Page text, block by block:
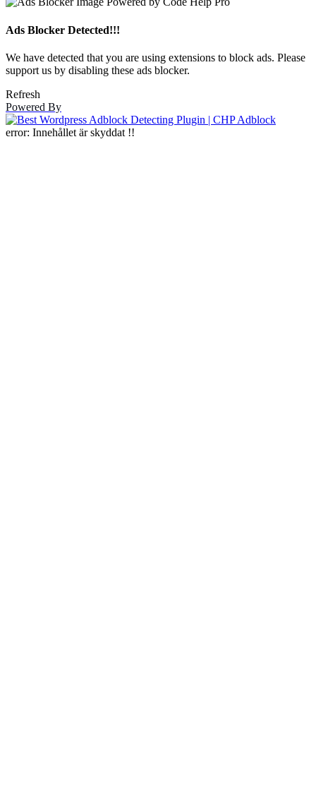
Ads Blocker Detected!!!
We have detected that you are using extensions to block ads. Please
support us by disabling these ads blocker.
Refresh
Powered By
error: Innehållet är skyddat !!